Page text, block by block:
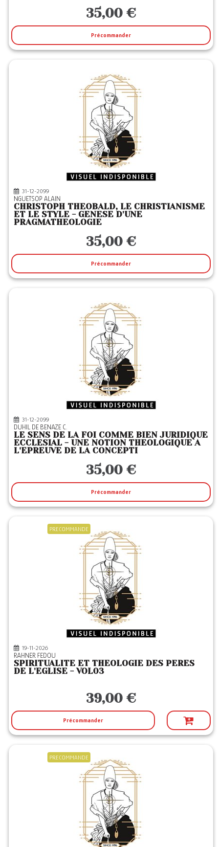
35,00 €
Précommander
31-12-2099
NGUETSOP ALAIN
CHRISTOPH THEOBALD, LE CHRISTIANISME
ET LE STYLE - GENESE D'UNE
PRAGMATHEOLOGIE
35,00 €
Précommander
31-12-2099
DUHIL DE BENAZE C.
LE SENS DE LA FOI COMME BIEN JURIDIQUE
ECCLESIAL - UNE NOTION THEOLOGIQUE A
L'EPREUVE DE LA CONCEPTI
35,00 €
Précommander
PRECOMMANDE
19-11-2026
RAHNER FEDOU
SPIRITUALITE ET THEOLOGIE DES PERES
DE L'EGLISE - VOL03
39,00 €
Précommander
PRECOMMANDE